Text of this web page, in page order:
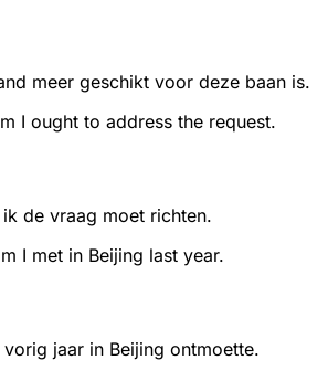
meer geschikt voor deze baan is.
I ought to address the request.
de vraag moet richten.
I met in Beijing last year.
jaar in Beijing ontmoette.